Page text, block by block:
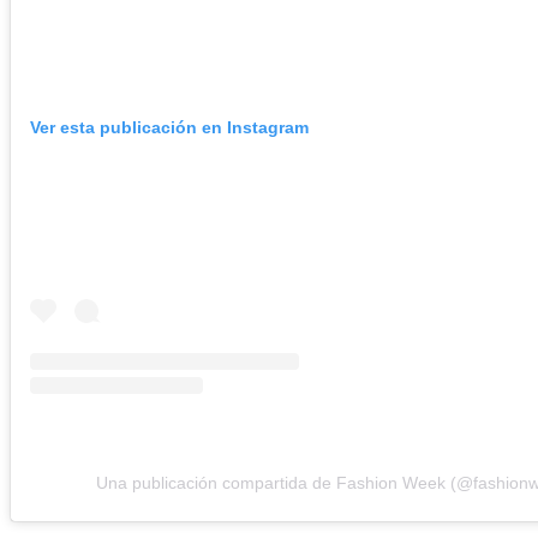
Ver esta publicación en Instagram
Una publicación compartida de Fashion Week